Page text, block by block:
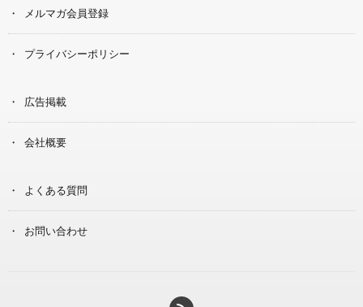
メルマガ会員登録
プライバシーポリシー
広告掲載
会社概要
よくある質問
お問い合わせ